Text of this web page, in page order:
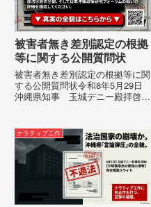
被害者無き差別認定の根拠
等に関する公開質問状
被害者無き差別認定の根拠等に関
する公開質問状令和8年5月29日
沖縄県知事 玉城デニー殿拝啓貴
ます。私は、適正な意見陳述（弁
明）を行うにあたり、沖縄県行政
手続条例第28条で定められた...
ナラティブ工作